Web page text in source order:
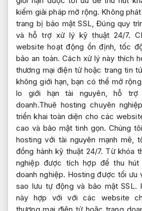
kiếm giải pháp mở rộng. Không
trang bị bảo mật SSL,Đúng quy
và hỗ trợ xử lý kỹ thuật 24/7.
website hoạt động ổn định, tốc
bảo an toàn. Cách xử lý này thích
thương mại điện tử hoặc trang tin
không giới hạn, bạn có thể mở
lo giới hạn tài nguyên, hỗ trợ
doanh.Thuê hosting chuyên
triển khai toàn diện cho các
cao và bảo mật tinh gọn. Chúng
hosting với tài nguyên mạnh mẽ,
đồng hành kỹ thuật 24/7. Từ khóa
nghiệp được tích hợp để thu
doanh nghiệp. Hosting được tối ưu
sao lưu tự động và bảo mật SSL.
này hợp với với các website